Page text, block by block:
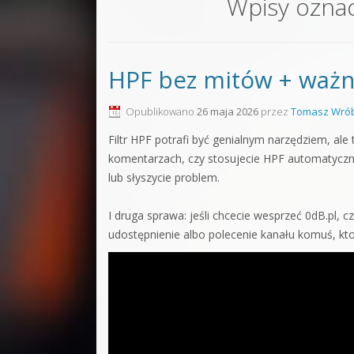
Sound
Kontakt
Pakiety
Wpisy
HPF bez mitów +
Opublikowano 26 maja 2026 przez Tomasz
Filtr HPF potrafi być genialnym narzędziem,
komentarzach, czy stosujecie HPF
lub słyszycie problem.
I druga sprawa: jeśli chcecie wesprzeć 0dB.pl,
udostępnienie albo polecenie kanału komuś,